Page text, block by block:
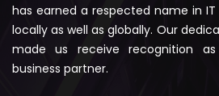
has earned a respected name in
locally as well as globally. Our
made us receive recognition
business partner.